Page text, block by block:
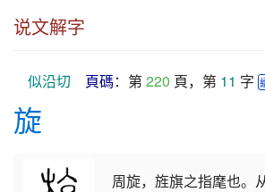
说文解字
似沿切 頁碼：第 220 頁，第 11 字
旋
周旋，旌旗之指麾也。